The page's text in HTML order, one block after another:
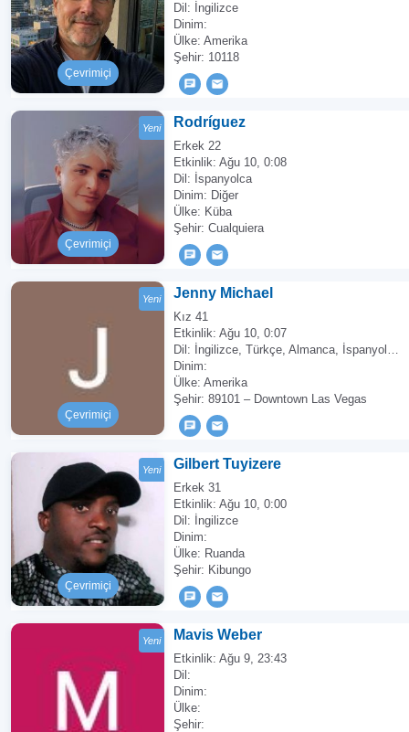
Çevrimiçi
Dil: İngilizce
Dinim:
Ülke: Amerika
Şehir: 10118
Yeni
Çevrimiçi
Rodríguez
Erkek 22
Etkinlik: Ağu 10, 0:08
Dil: İspanyolca
Dinim: Diğer
Ülke: Küba
Şehir: Cualquiera
Yeni
Çevrimiçi
Jenny Michael
Kız 41
Etkinlik: Ağu 10, 0:07
Dil: İngilizce, Türkçe, Almanca, İspanyolca, Fransızca, Rusça, İtalyanca, Portekizce
Dinim:
Ülke: Amerika
Şehir: 89101 – Downtown Las Vegas
Yeni
Çevrimiçi
Gilbert Tuyizere
Erkek 31
Etkinlik: Ağu 10, 0:00
Dil: İngilizce
Dinim:
Ülke: Ruanda
Şehir: Kibungo
Yeni Mavis Weber
Etkinlik: Ağu 9, 23:43
Dil:
Dinim:
Ülke:
Şehir: